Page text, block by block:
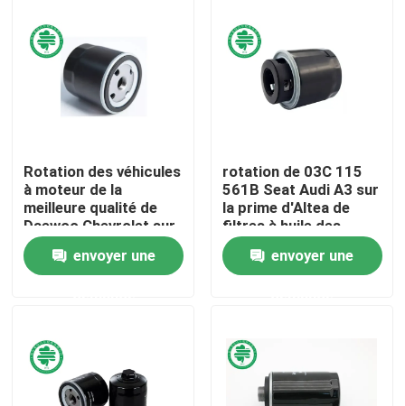
Au sujet de nous
Visite d'usine
Contrôle de qualité
Contactez-nous
Filtres à air de moteur de véhicule
Filtres à air des véhicules à moteur de cabine
Rotation des véhicules
à moteur de la
meilleure qualité de
Daewoo Chevrolet sur
les filtres à huile
90144675 pour des
camions Saab de
envoyer une
rotation de 03C 115
561B Seat Audi A3 sur
la prime d'Altea de
filtres à huile des
véhicules à moteur
pour le métal
endommagé
envoyer une